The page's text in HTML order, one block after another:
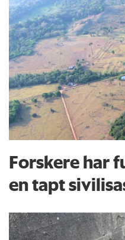
Forskere har
en tapt